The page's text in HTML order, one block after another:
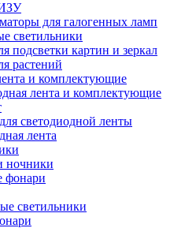
для галогенных ламп
светильники
подсветки картин и зеркал
растений
и комплектующие
лента и комплектующие
светодиодной ленты
лента
ночники
фонари
светильники